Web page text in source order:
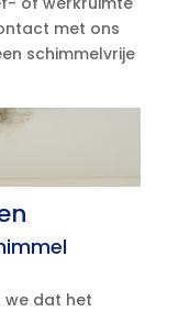
met ons
schimmelvrije
we dat het